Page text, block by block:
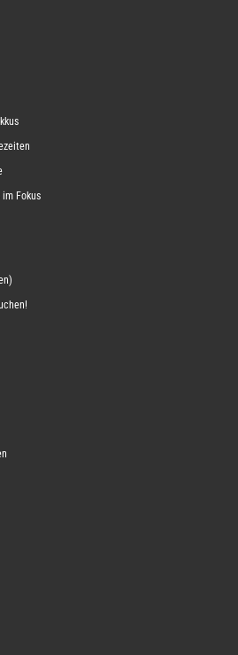
im Fokus